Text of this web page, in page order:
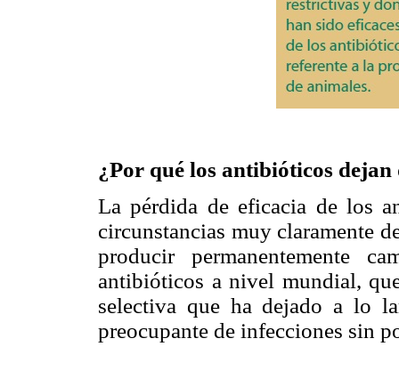
¿Por qué los antibióticos dejan
La pérdida de eficacia de los
circunstancias muy claramente
producir permanentemente
antibióticos a nivel mundial,
selectiva que ha dejado a lo
preocupante de infecciones sin